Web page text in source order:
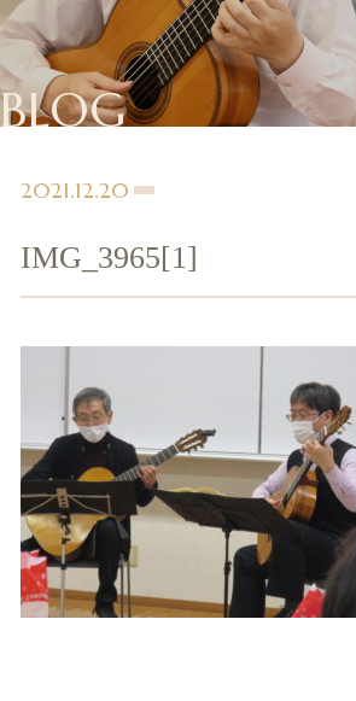
BLOG
2021.12.20
IMG_3965[1]